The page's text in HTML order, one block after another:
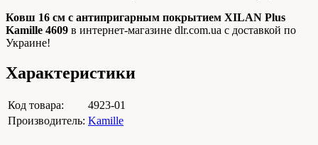
Ковш 16 см с антипригарным покрытием XILAN Plus
Kamille 4609 в интернет-магазине dlr.com.ua с доставкой по
Украине!
Характеристики
Код товара:
4923-01
Производитель: Kamille